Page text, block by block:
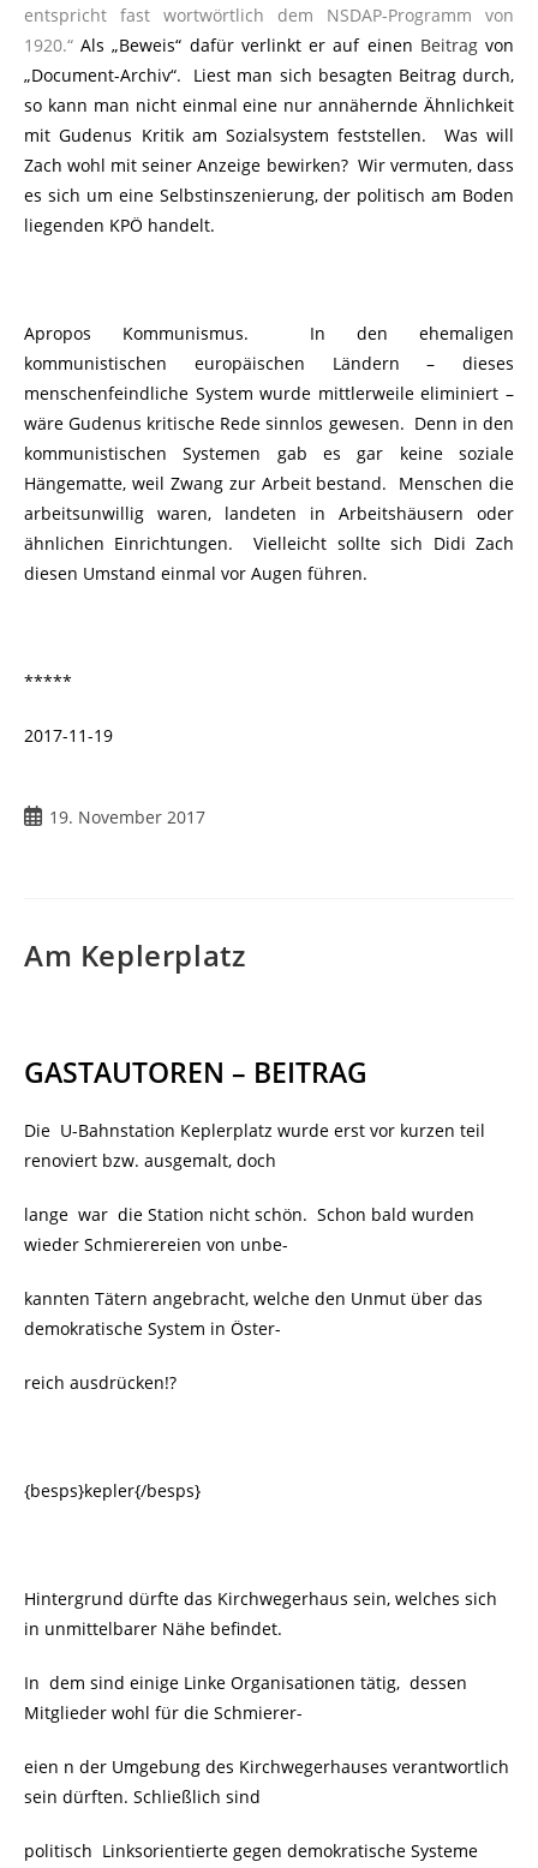
entspricht fast wortwörtlich dem NSDAP-Programm von
1920.“ Als „Beweis“ dafür verlinkt er auf einen Beitragvon
„Document-Archiv“. Liest man sich besagten Beitrag durch,
so kann man nicht einmal eine nur annähernde Ähnlichkeit
mit Gudenus Kritik am Sozialsystem feststellen. Was will
Zach wohl mit seiner Anzeige bewirken? Wir vermuten, dass
es sich um eine Selbstinszenierung, der politisch am Boden
liegenden KPÖ handelt.
Apropos Kommunismus. In den ehemaligen
kommunistischen europäischen Ländern – dieses
menschenfeindliche System wurde mittlerweile eliminiert –
wäre Gudenus kritische Rede sinnlos gewesen. Denn in den
kommunistischen Systemen gab es gar keine soziale
Hängematte, weil Zwang zur Arbeit bestand. Menschen die
arbeitsunwillig waren, landeten in Arbeitshäusern oder
ähnlichen Einrichtungen. Vielleicht sollte sich Didi Zach
diesen Umstand einmal vor Augen führen.
*****
2017-11-19
Beitrag19. November 2017
Am Keplerplatz
GASTAUTOREN – BEITRAG
Die U-Bahnstation Keplerplatz wurde erst vor kurzen teil
renoviert bzw. ausgemalt, doch
lange war die Station nicht schön. Schon bald wurden
wieder Schmierereien von unbe-
kannten Tätern angebracht, welche den Unmut über das
demokratische System in Öster-
reich ausdrücken!?
{besps}kepler{/besps}
Hintergrund dürfte das Kirchwegerhaus sein, welches sich
in unmittelbarer Nähe befindet.
In dem sind einige Linke Organisationen tätig, dessen
Mitglieder wohl für die Schmierer-
eien n der Umgebung des Kirchwegerhauses verantwortlich
sein dürften. Schließlich sind
politisch Linksorientierte gegen demokratische Systeme